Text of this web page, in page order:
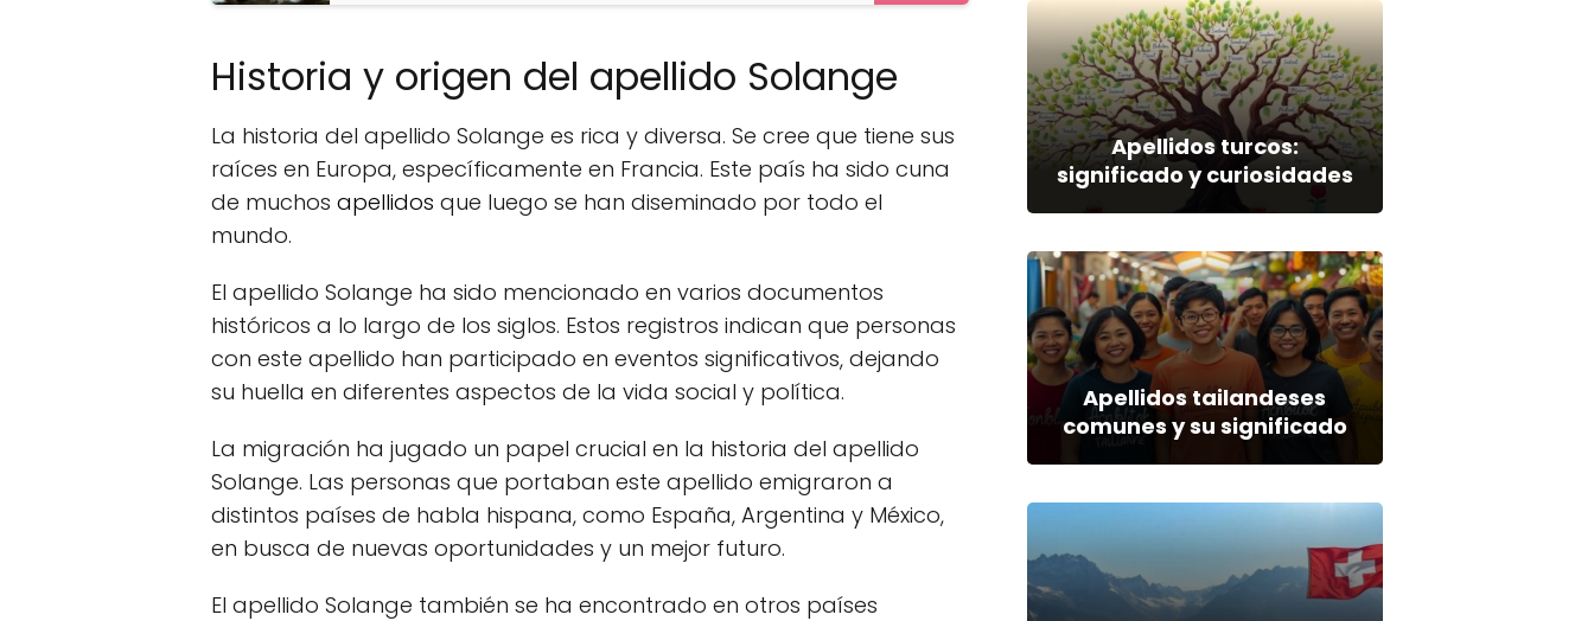
Historia y origen del apellido Solange
La historia del apellido Solange es rica y diversa. Se cree que tiene sus
raíces en Europa, específicamente en Francia. Este país ha sido cuna
de muchos apellidos que luego se han diseminado por todo el
mundo.
El apellido Solange ha sido mencionado en varios documentos
históricos a lo largo de los siglos. Estos registros indican que personas
con este apellido han participado en eventos significativos, dejando
su huella en diferentes aspectos de la vida social y política.
La migración ha jugado un papel crucial en la historia del apellido
Solange. Las personas que portaban este apellido emigraron a
distintos países de habla hispana, como España, Argentina y México,
en busca de nuevas oportunidades y un mejor futuro.
El apellido Solange también se ha encontrado en otros países
Apellidos turcos:
significado y curiosidades
Apellidos tailandeses
comunes y su significado